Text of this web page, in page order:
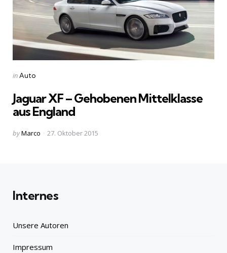
Categories
Posted
inAuto
Jaguar XF – Gehobenen Mittelklasse
aus England
Posted
byMarco 27. Oktober 2015
Internes
Unsere Autoren
Impressum